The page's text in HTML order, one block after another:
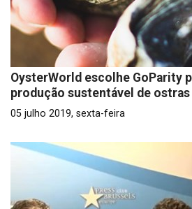
OysterWorld escolhe GoParity
produção sustentável de ostras
05 julho 2019, sexta-feira